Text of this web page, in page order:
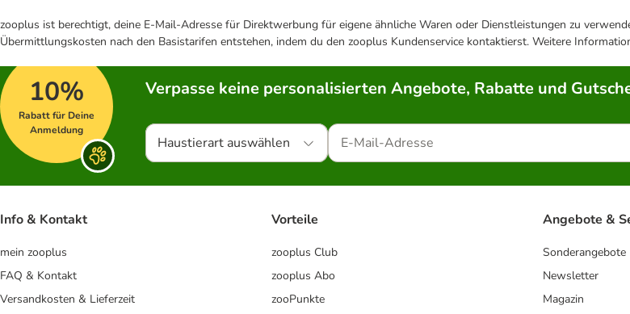
zooplus ist berechtigt, deine E-Mail-Adresse für Direktwerbung für eigene ähnliche Waren oder Dienstleistungen zu
Übermittlungskosten nach den Basistarifen entstehen, indem du den zooplus Kundenservice kontaktierst. Weitere
10%
Rabatt für Deine
Anmeldung
Verpasse keine personalisierten Angebote, Rabatte und
Haustierart auswählen
Info & Kontakt
mein zooplus
FAQ & Kontakt
Versandkosten & Lieferzeit
Vorteile
zooplus Club
zooplus Abo
zooPunkte
Angebote &
Sonderangebote
Newsletter
Magazin